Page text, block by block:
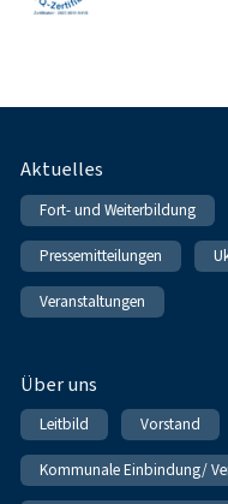
Fußnavigation
Aktuelles
Fort- und Weiterbildung
Pressemitteilungen
Veranstaltungen
Über uns
Leitbild Vorstand
Kommunale Einbindung/